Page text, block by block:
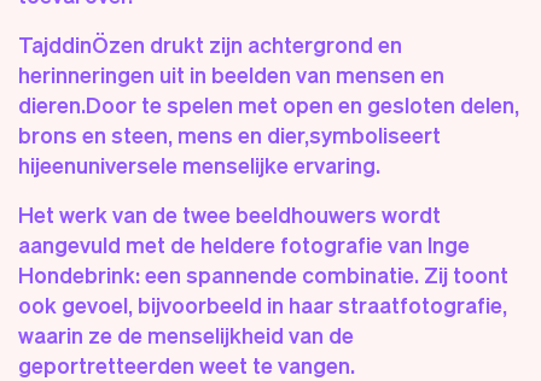
TajddinÖzen drukt zijn achtergrond en
herinneringen uit in beelden van mensen en
dieren.Door te spelen met open en gesloten delen,
brons en steen, mens en dier,symboliseert
hijeenuniversele menselijke ervaring.
Het werk van de twee beeldhouwers wordt
aangevuld met de heldere fotografie van Inge
Hondebrink: een spannende combinatie. Zij toont
ook gevoel, bijvoorbeeld in haar straatfotografie,
waarin ze de menselijkheid van de
geportretteerden weet te vangen.